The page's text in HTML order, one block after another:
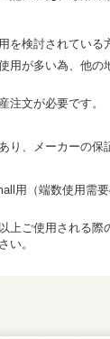
を検討されている
用が多い為、他の
文が必要です。
り、メーカーの保
用（端数使用需
上ご使用される際
い。